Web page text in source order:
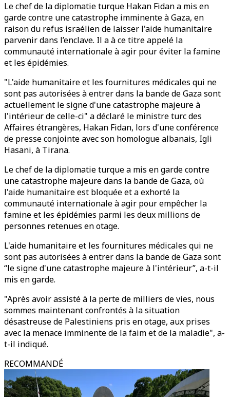
Le chef de la diplomatie turque Hakan Fidan a mis en
garde contre une catastrophe imminente à Gaza, en
raison du refus israélien de laisser l'aide humanitaire
parvenir dans l’enclave. Il a à ce titre appelé la
communauté internationale à agir pour éviter la famine
et les épidémies.
"L'aide humanitaire et les fournitures médicales qui ne
sont pas autorisées à entrer dans la bande de Gaza sont
actuellement le signe d'une catastrophe majeure à
l'intérieur de celle-ci" a déclaré le ministre turc des
Affaires étrangères, Hakan Fidan, lors d'une conférence
de presse conjointe avec son homologue albanais, Igli
Hasani, à Tirana.
Le chef de la diplomatie turque a mis en garde contre
une catastrophe majeure dans la bande de Gaza, où
l'aide humanitaire est bloquée et a exhorté la
communauté internationale à agir pour empêcher la
famine et les épidémies parmi les deux millions de
personnes retenues en otage.
L'aide humanitaire et les fournitures médicales qui ne
sont pas autorisées à entrer dans la bande de Gaza sont
“le signe d'une catastrophe majeure à l'intérieur”, a-t-il
mis en garde.
"Après avoir assisté à la perte de milliers de vies, nous
sommes maintenant confrontés à la situation
désastreuse de Palestiniens pris en otage, aux prises
avec la menace imminente de la faim et de la maladie", a-
t-il indiqué.
RECOMMANDÉ